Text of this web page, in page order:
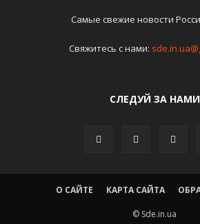
Самые свежие новости
Свяжитесь с нами:
СЛЕДУЙ ЗА НАМИ
О САЙТЕ КАРТА САЙТА
© Sde.in.ua